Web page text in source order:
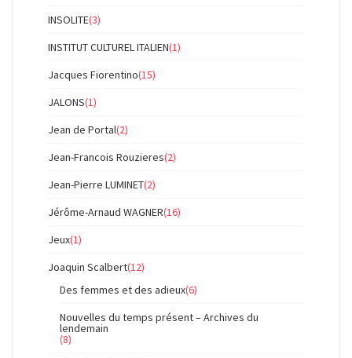
INSOLITE(3)
INSTITUT CULTUREL ITALIEN(1)
Jacques Fiorentino(15)
JALONS(1)
Jean de Portal(2)
Jean-Francois Rouzieres(2)
Jean-Pierre LUMINET(2)
Jérôme-Arnaud WAGNER(16)
Jeux(1)
Joaquin Scalbert(12)
Des femmes et des adieux(6)
Nouvelles du temps présent – Archives du
lendemain
(8)